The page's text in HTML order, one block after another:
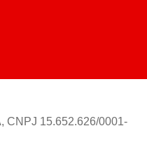
CNPJ 15.652.626/0001-